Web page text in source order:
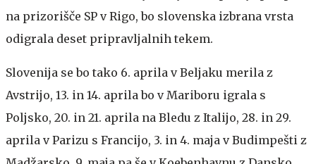
na prizorišče SP v Rigo, bo slovenska izbrana vrsta
odigrala deset pripravljalnih tekem.
Slovenija se bo tako 6. aprila v Beljaku merila z
Avstrijo, 13. in 14. aprila bo v Mariboru igrala s
Poljsko, 20. in 21. aprila na Bledu z Italijo, 28. in 29.
aprila v Parizu s Francijo, 3. in 4. maja v Budimpešti z